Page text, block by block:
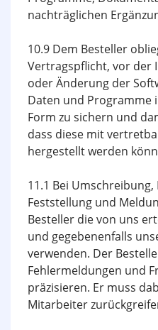
nachträglichen
10.9 Dem Besteller
Vertragspflicht, vor der
oder Änderung der
Daten und Programme
Form zu sichern und
dass diese mit
hergestellt werden
11.1 Bei Umschreibung,
Feststellung und
Besteller die von uns
und gegebenenfalls
verwenden. Der
Fehlermeldungen und
präzisieren. Er muss
Mitarbeiter